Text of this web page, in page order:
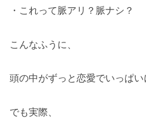
・これって脈アリ？脈ナシ？
こんなふうに、
頭の中がずっと恋愛でいっぱい
でも実際、